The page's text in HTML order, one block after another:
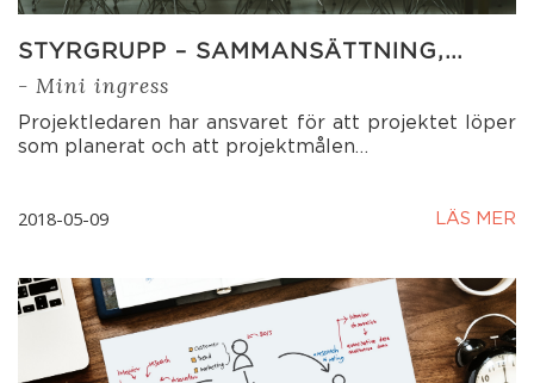
STYRGRUPP – SAMMANSÄTTNING,…
- Mini ingress
Projektledaren har ansvaret för att projektet löper
som planerat och att projektmålen…
2018-05-09 LÄS MER